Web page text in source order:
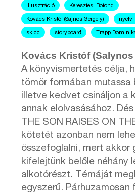
illusztráció Keresztesi Botond
Kovács Kristóf (Sajnos Gergely)
skicc storyboard Trapp
Kovács Kristóf
A könyvismertetés célja,
tömör formában mutassa
illetve kedvet csináljon a
annak elolvasásához.
THE SON RAISES ON
kötetét azonban nem
összefoglalni, mert akkor
kifelejtünk belőle néhány
alkotórészt. Témáját
egyszerű. Párhuzamosan